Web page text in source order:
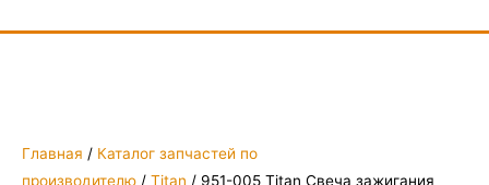
Главная / Каталог запчастей по
производителю / Titan / 951-005 Titan Свеча зажигания